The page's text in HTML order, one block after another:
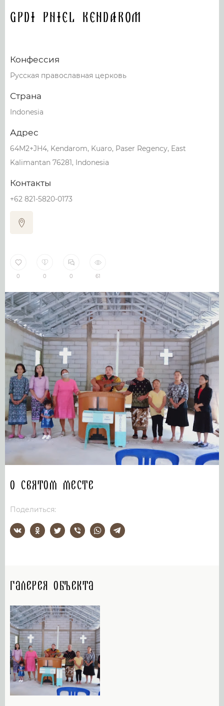
GPdi Pniel kendarom
Конфессия
Русская православная церковь
Страна
Indonesia
Адрес
64M2+JH4, Kendarom, Kuaro, Paser Regency, East
Kalimantan 76281, Indonesia
Контакты
+62 821-5820-0173
0 0 0 61
О святом месте
Поделиться:
Галерея объекта